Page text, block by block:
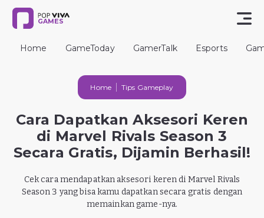
GAMES
Home GameToday GamerTalk Esports
Home Tips Gameplay
Cara Dapatkan Aksesori Keren
di Marvel Rivals Season 3
Secara Gratis, Dijamin Berhasil!
Cek cara mendapatkan aksesori keren di Marvel Rivals
Season 3 yang bisa kamu dapatkan secara gratis dengan
memainkan game-nya.